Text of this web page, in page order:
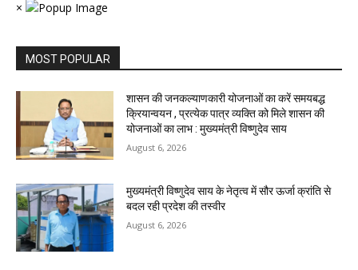
×
MOST POPULAR
शासन की जनकल्याणकारी योजनाओं का करें समयबद्ध
क्रियान्वयन , प्रत्येक पात्र व्यक्ति को मिले शासन की
योजनाओं का लाभ : मुख्यमंत्री विष्णुदेव साय
August 6, 2026
मुख्यमंत्री विष्णुदेव साय के नेतृत्व में सौर ऊर्जा क्रांति से
बदल रही प्रदेश की तस्वीर
August 6, 2026